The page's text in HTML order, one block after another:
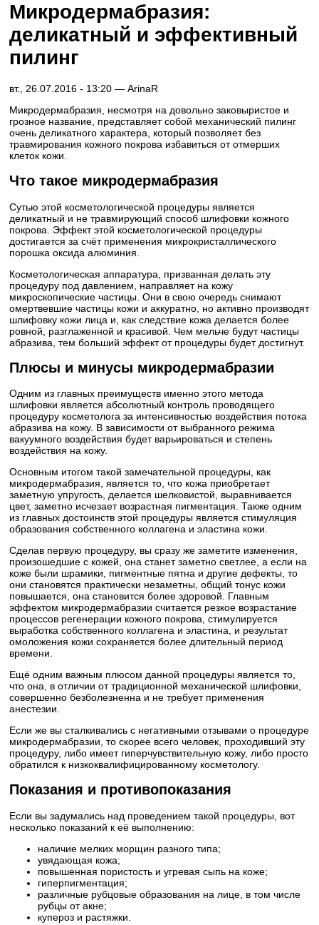
Микродермабразия:
деликатный и эффективный
пилинг
вт., 26.07.2016 - 13:20 — ArinaR
Микродермабразия, несмотря на довольно заковыристое и
грозное название, представляет собой механический пилинг
очень деликатного характера, который позволяет без
травмирования кожного покрова избавиться от отмерших
клеток кожи.
Что такое микродермабразия
Сутью этой косметологической процедуры является
деликатный и не травмирующий способ шлифовки кожного
покрова. Эффект этой косметологической процедуры
достигается за счёт применения микрокристаллического
порошка оксида алюминия.
Косметологическая аппаратура, призванная делать эту
процедуру под давлением, направляет на кожу
микроскопические частицы. Они в свою очередь снимают
омертвевшие частицы кожи и аккуратно, но активно производят
шлифовку кожи лица и, как следствие кожа делается более
ровной, разглаженной и красивой. Чем мельче будут частицы
абразива, тем больший эффект от процедуры будет достигнут.
Плюсы и минусы микродермабразии
Одним из главных преимуществ именно этого метода
шлифовки является абсолютный контроль проводящего
процедуру косметолога за интенсивностью воздействия потока
абразива на кожу. В зависимости от выбранного режима
вакуумного воздействия будет варьироваться и степень
воздействия на кожу.
Основным итогом такой замечательной процедуры, как
микродермабразия, является то, что кожа приобретает
заметную упругость, делается шелковистой, выравнивается
цвет, заметно исчезает возрастная пигментация. Также одним
из главных достоинств этой процедуры является стимуляция
образования собственного коллагена и эластина кожи.
Сделав первую процедуру, вы сразу же заметите изменения,
произошедшие с кожей, она станет заметно светлее, а если на
коже были шрамики, пигментные пятна и другие дефекты, то
они становятся практически незаметны, общий тонус кожи
повышается, она становится более здоровой. Главным
эффектом микродермабразии считается резкое возрастание
процессов регенерации кожного покрова, стимулируется
выработка собственного коллагена и эластина, и результат
омоложения кожи сохраняется более длительный период
времени.
Ещё одним важным плюсом данной процедуры является то,
что она, в отличии от традиционной механической шлифовки,
совершенно безболезненна и не требует применения
анестезии.
Если же вы сталкивались с негативными отзывами о процедуре
микродермабразии, то скорее всего человек, проходивший эту
процедуру, либо имеет гиперчувствительную кожу, либо просто
обратился к низкоквалифицированному косметологу.
Показания и противопоказания
Если вы задумались над проведением такой процедуры, вот
несколько показаний к её выполнению:
наличие мелких морщин разного типа;
увядающая кожа;
повышенная пористость и угревая сыпь на коже;
гиперпигментация;
различные рубцовые образования на лице, в том числе
рубцы от акне;
купероз и растяжки.